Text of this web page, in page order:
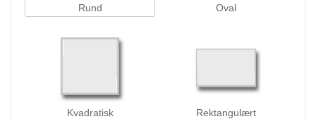
Rund Oval
Kvadratisk Rektangulært